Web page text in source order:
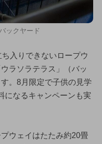
ックヤード
入りできないロープウ
ラソラテラス」（バッ
。8月限定で子供の見学
になるキャンペーンも実
ウェイはたたみ約20畳